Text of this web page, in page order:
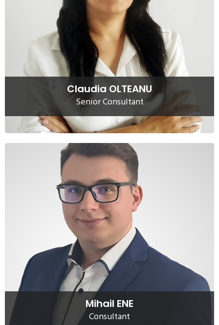
Claudia OLTEANU
Senior Consultant
in audit si consultanta de mediu. A debutat ca cercetator
stiintific in cadrul unui institut de cercetari din Bucuresti,
cu proiectul de cercetare „Decontaminarea solurilor
poluate cu produse petroliere”.
Citeste mai mult
Mihail ENE
Consultant
Mihail ENE
Mihail Ene, Consultant, este implicat in realizarea
investigatiilor de mediu de nivel II, a lucrarilor de
decontaminare a siturilor poluate, respectiv in elaborarea
studiilor pentru obtinerea avizelor, acordurilor si
autorizatiilor de mediu.
Citeste mai mult